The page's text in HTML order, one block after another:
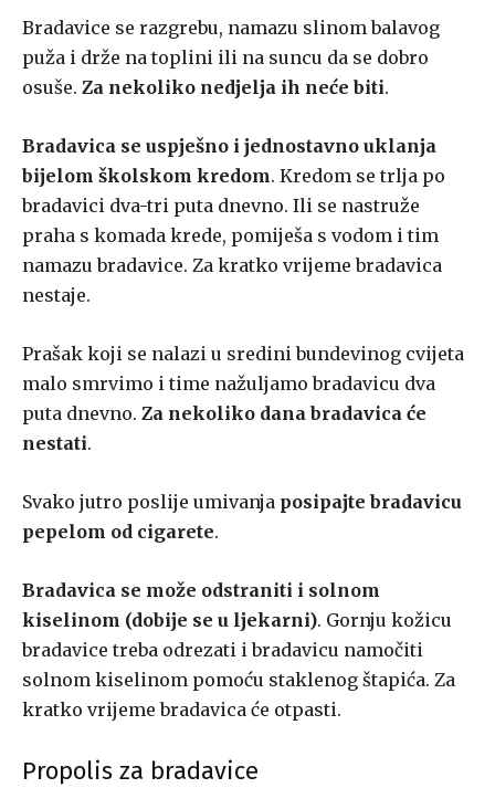
Bradavice se razgrebu, namazu slinom balavog
puža i drže na toplini ili na suncu da se dobro
osuše. Za nekoliko nedjelja ih neće biti.
Bradavica se uspješno i jednostavno uklanja
bijelom školskom kredom. Kredom se trlja po
bradavici dva-tri puta dnevno. Ili se nastruže
praha s komada krede, pomiješa s vodom i tim
namazu bradavice. Za kratko vrijeme bradavica
nestaje.
Prašak koji se nalazi u sredini bundevinog cvijeta
malo smrvimo i time nažuljamo bradavicu dva
puta dnevno. Za nekoliko dana bradavica će
nestati.
Svako jutro poslije umivanja posipajte bradavicu
pepelom od cigarete.
Bradavica se može odstraniti i solnom
kiselinom (dobije se u ljekarni). Gornju kožicu
bradavice treba odrezati i bradavicu namočiti
solnom kiselinom pomoću staklenog štapića. Za
kratko vrijeme bradavica će otpasti.
Propolis za bradavice